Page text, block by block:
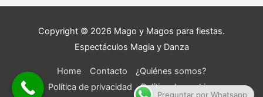
Copyright © 2026 Mago y Magos para fiestas.
Espectáculos Magia y Danza
Home Contacto
¿Quiénes somos?
Política de privacidad
Política de cookies
Preguntar por Whatsapp